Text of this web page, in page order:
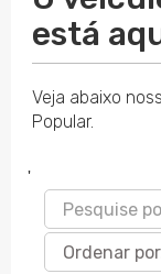
está
Veja abaixo
Popular.
'